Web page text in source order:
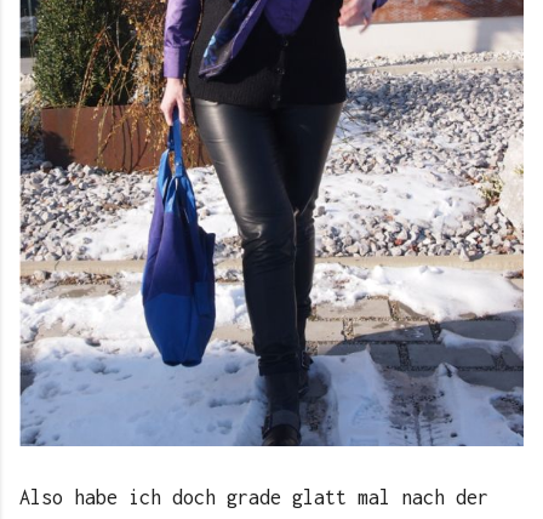
Also habe ich doch grade glatt mal nach der